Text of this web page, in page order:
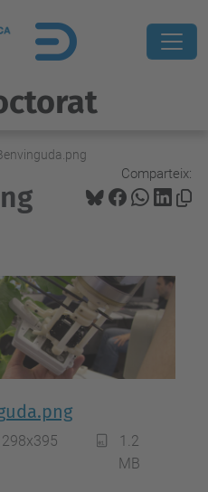
Comparteix:
1.2
MB